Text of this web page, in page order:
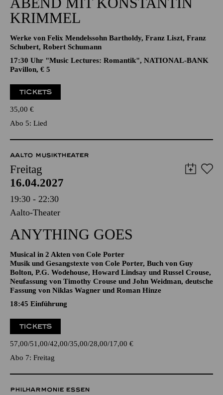
GROSSE STIMMEN
ROMANTISCHER LIEDER­
ABEND MIT KONSTANTIN
KRIMMEL
Werke von Felix Mendelssohn Bartholdy, Franz Liszt, Franz
17:30 Uhr "Music Lectures: Romantik", NATIONAL-BANK
Pavillon, € 5
TICKETS
35,00€
Abo 5: Lied
AALTO MUSIKTHEATER
Freitag
16.04.2027
19:30 - 22:30
ANYTHING GOES
Musical in 2 Akten von Cole Porter
Musik und Gesangstexte von Cole Porter, Buch von Guy
Bolton, P.G. Wodehouse, Howard Lindsay und Russel Crouse,
Fassung von Niklas Wagner und Roman Hinze
18:45 Einführung
TICKETS
57,00 51,00 42,00 35,00 28,00 17,00€
Abo 7: Freitag